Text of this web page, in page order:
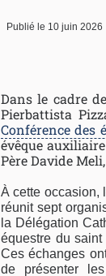
Publié le 10 juin 2026
Dans le cadre
Pierbattista
Conférence des
évêque
Père Davide
À cette occasion,
réunit sept
la Délégation
équestre du saint
Ces échanges
de présenter